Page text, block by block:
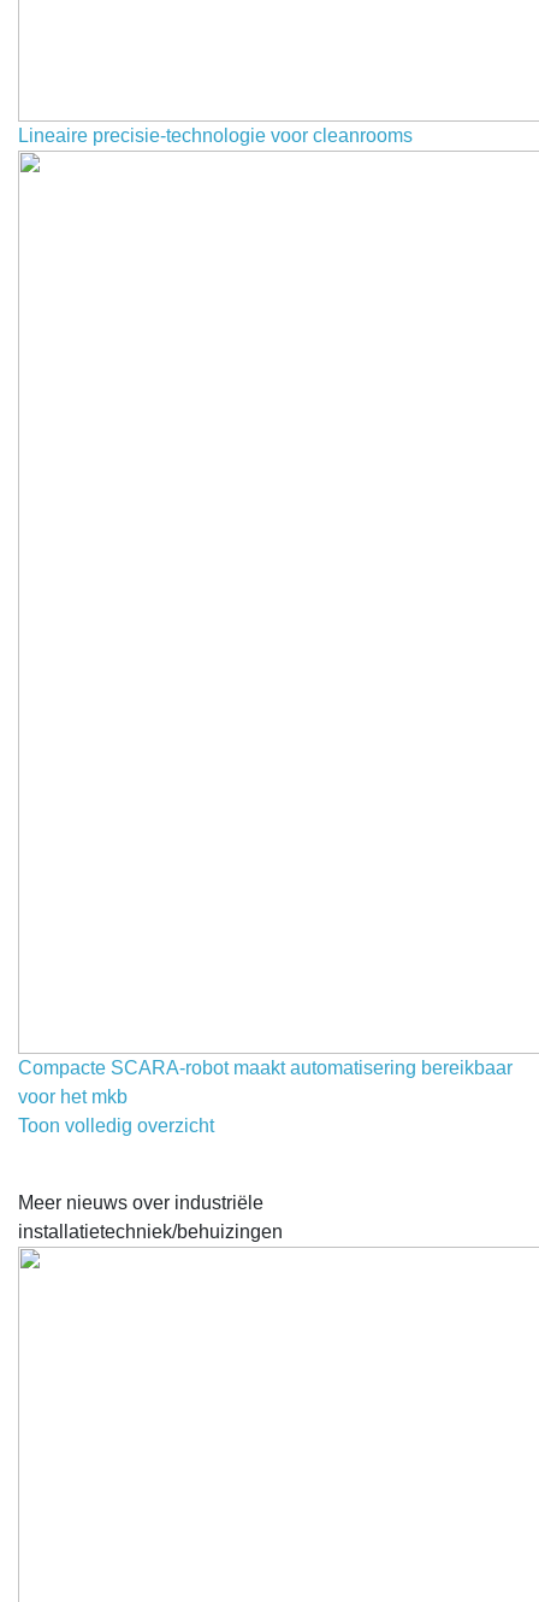
Lineaire precisie-technologie voor cleanrooms
Compacte SCARA-robot maakt automatisering bereikbaar
voor het mkb
Toon volledig overzicht
Meer nieuws over industriële
installatietechniek/behuizingen